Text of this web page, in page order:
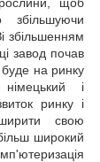
збільшуючи
збільшенням
завод почав
на ринку
і
ринку і
свою
широкий